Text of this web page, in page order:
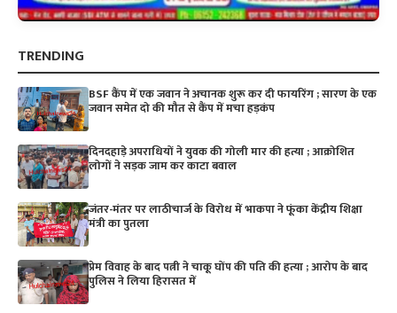
TRENDING
BSF कैंप में एक जवान ने अचानक शुरू कर दी फायरिंग ; सारण के एक
जवान समेत दो की मौत से कैंप में मचा हड़कंप
दिनदहाड़े अपराधियों ने युवक की गोली मार की हत्या ; आक्रोशित
लोगों ने सड़क जाम कर काटा बवाल
जंतर-मंतर पर लाठीचार्ज के विरोध में भाकपा ने फूंका केंद्रीय शिक्षा
मंत्री का पुतला
प्रेम विवाह के बाद पत्नी ने चाकू घोंप की पति की हत्या ; आरोप के बाद
पुलिस ने लिया हिरासत में